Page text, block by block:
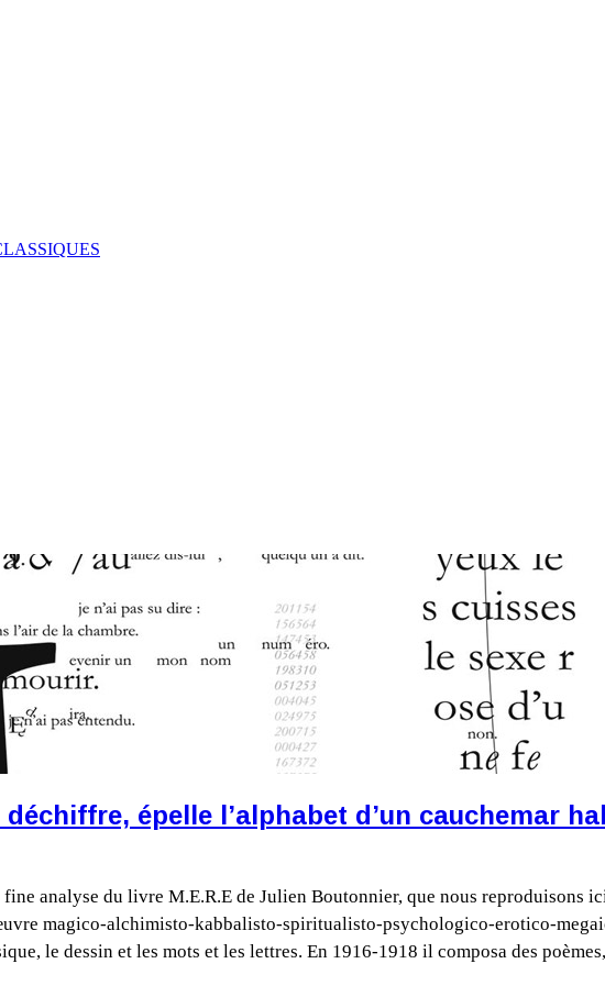
déchiffre, épelle l’alphabet d’un cauchemar
analyse du livre M.E.R.E de Julien Boutonnier, que nous reproduisons
magico-alchimisto-kabbalisto-spiritualisto-psychologico-erotico-
le dessin et les mots et les lettres. En 1916-1918 il composa des